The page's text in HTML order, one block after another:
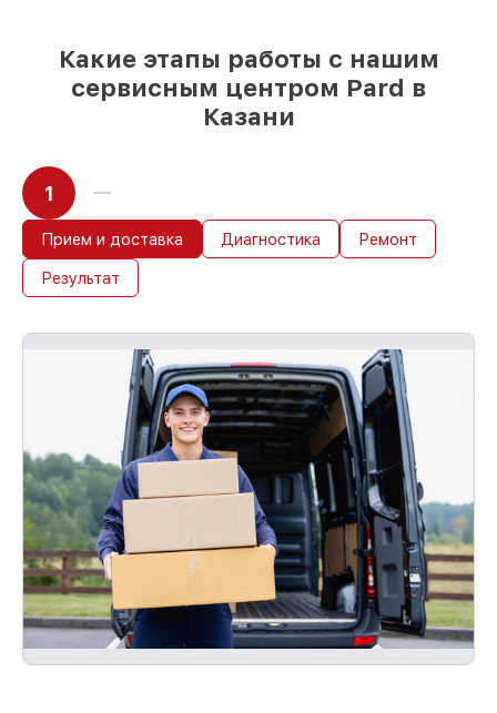
немедленном старте работ
Какие этапы работы с нашим
сервисным центром Pard в
Казани
1
Прием и доставка Диагностика Ремонт
Результат